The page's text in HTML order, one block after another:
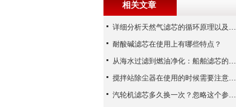
相关文章
详细分析天然气滤芯的循环原理以及使用特性
耐酸碱滤芯在使用上有哪些特点？
从海水过滤到燃油净化：船舶滤芯的多场景应用解析
搅拌站除尘器在使用的时候需要注意哪些事项？
汽轮机滤芯多久换一次？忽略这个参数，机组非停损失可能上百万！